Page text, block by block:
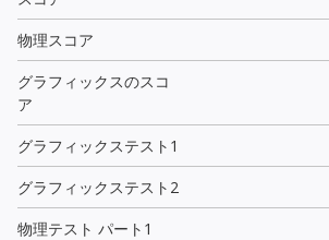
物理スコア
グラフィックスのスコ
ア
グラフィックステスト1
グラフィックステスト2
物理テスト パート1